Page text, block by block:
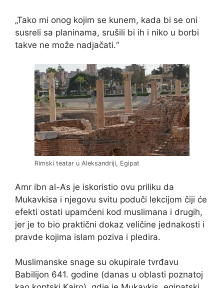
„Tako mi onog kojim se kunem, kada bi se oni
susreli sa planinama, srušili bi ih i niko u borbi
takve ne može nadjačati.“
Rimski teatar u Aleksandriji, Egipat
Amr ibn al-As je iskoristio ovu priliku da
Mukavkisa i njegovu svitu poduči lekcijom čiji će
efekti ostati upamćeni kod muslimana i drugih,
jer je to bio praktični dokaz veličine jednakosti i
pravde kojima islam poziva i pledira.
Muslimanske snage su okupirale tvrđavu
Babilijon 641. godine (danas u oblasti poznatoj